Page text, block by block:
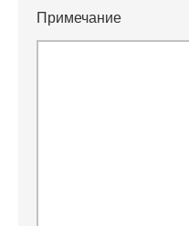
Примечание